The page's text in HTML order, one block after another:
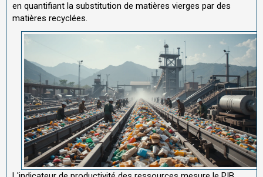
en quantifiant la substitution de matières vierges par des
matières recyclées.